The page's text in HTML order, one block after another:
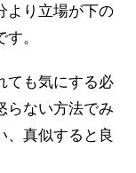
より立場が下の
。
ても気にする必
らない方法でみ
、真似すると良